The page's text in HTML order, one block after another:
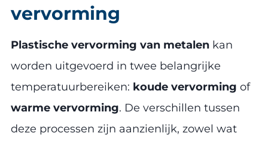
vervorming
Plastische vervorming van metalen kan
worden uitgevoerd in twee belangrijke
temperatuurbereiken: koude vervorming of
warme vervorming. De verschillen tussen
deze processen zijn aanzienlijk, zowel wat